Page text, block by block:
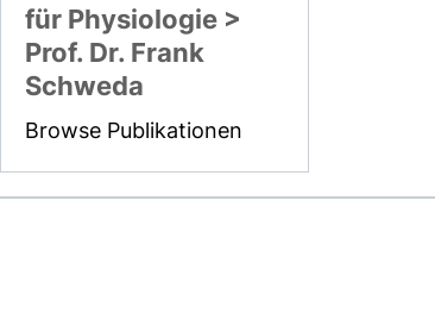
für Physiologie >
Prof. Dr. Frank
Schweda
Browse Publikationen